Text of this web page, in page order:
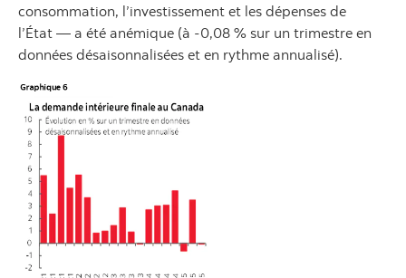
consommation, l’investissement et les dépenses de
l’État — a été anémique (à ‑0,08 % sur un trimestre en
données désaisonnalisées et en rythme annualisé).